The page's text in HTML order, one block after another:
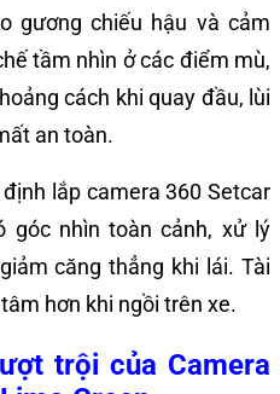
gương chiếu hậu và cảm
tầm nhìn ở các điểm mù,
cách khi quay đầu, lùi
an toàn.
lắp camera 360 Setcar
góc nhìn toàn cảnh, xử lý
căng thẳng khi lái. Tài
hơn khi ngồi trên xe.
trội của Camera